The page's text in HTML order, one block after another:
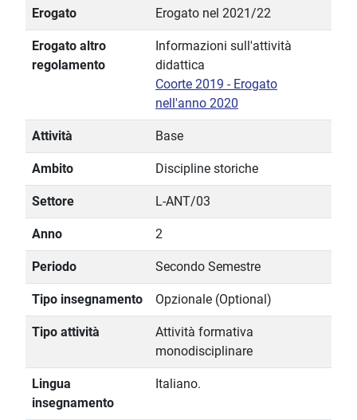
Erogato Erogato nel 2021/22
Erogato altro
regolamento
Informazioni sull'attività
didattica
Coorte 2019 - Erogato
nell'anno 2020
Attività Base
Ambito Discipline storiche
Settore L-ANT/03
Anno 2
Periodo Secondo Semestre
Tipo insegnamento Opzionale (Optional)
Tipo attività
Attività formativa
monodisciplinare
Lingua
insegnamento
Italiano.